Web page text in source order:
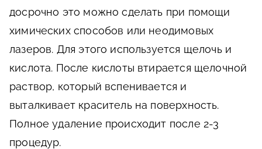
досрочно это можно сделать при помощи
химических способов или неодимовых
лазеров. Для этого используется щелочь и
кислота. После кислоты втирается щелочной
раствор, который вспенивается и
выталкивает краситель на поверхность.
Полное удаление происходит после 2-3
процедур.